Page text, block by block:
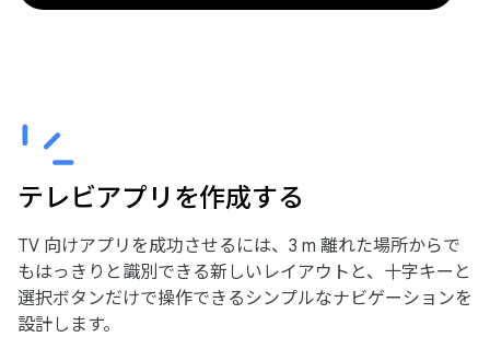
テレビアプリを作成する
TV 向けアプリを成功させるには、3 m 離れた場所からで
もはっきりと識別できる新しいレイアウトと、十字キーと
選択ボタンだけで操作できるシンプルなナビゲーションを
設計します。